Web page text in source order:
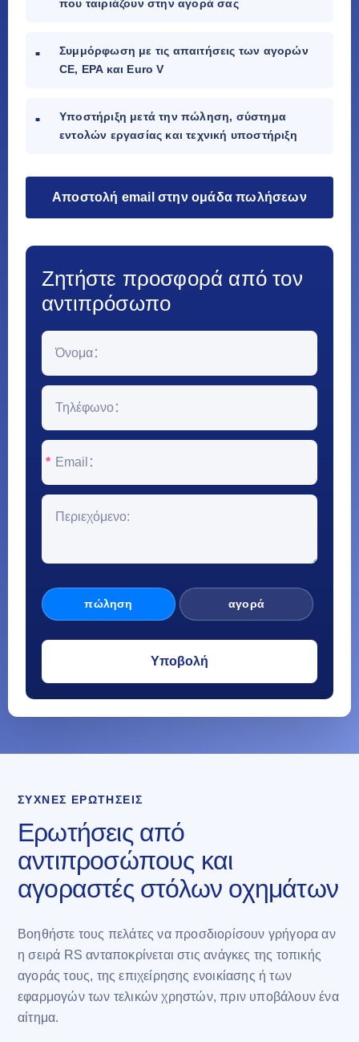
που ταιριάζουν στην αγορά σας
Συμμόρφωση με τις απαιτήσεις των αγορών
CE, EPA και Euro V
Υποστήριξη μετά την πώληση, σύστημα
εντολών εργασίας και τεχνική υποστήριξη
Αποστολή email στην ομάδα πωλήσεων
Ζητήστε προσφορά από τον
αντιπρόσωπο
*
πώληση αγορά
ΣΥΧΝΈΣ ΕΡΩΤΉΣΕΙΣ
Ερωτήσεις από
αντιπροσώπους και
αγοραστές στόλων οχημάτων
Βοηθήστε τους πελάτες να προσδιορίσουν γρήγορα αν
η σειρά RS ανταποκρίνεται στις ανάγκες της τοπικής
αγοράς τους, της επιχείρησης ενοικίασης ή των
εφαρμογών των τελικών χρηστών, πριν υποβάλουν ένα
αίτημα.